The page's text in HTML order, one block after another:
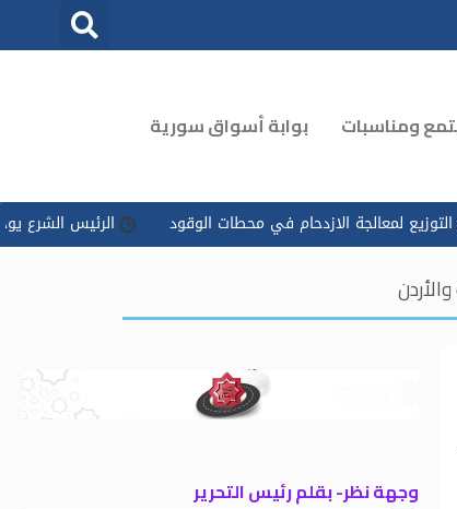
ومناسبات بوابة أسواق سورية
الازدحام في محطات الوقود الرئيس الشرع يوجه بتسخير كل
وجهة نظر- بقلم رئيس التحرير